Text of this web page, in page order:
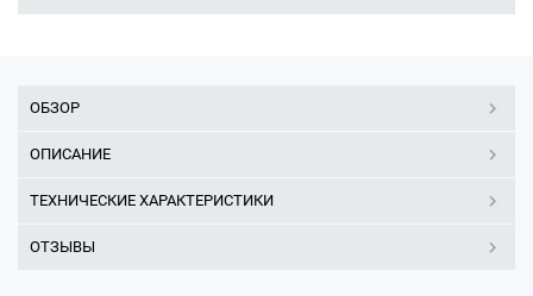
ОБЗОР
ОПИСАНИЕ
ТЕХНИЧЕСКИЕ ХАРАКТЕРИСТИКИ
ОТЗЫВЫ